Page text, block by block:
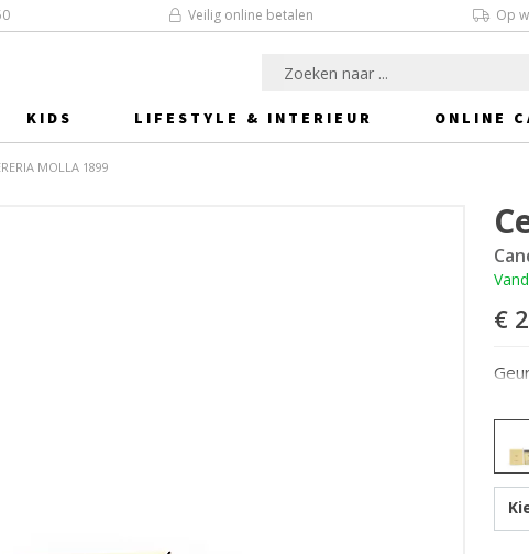
Veilig online betalen Op
KIDS LIFESTYLE & INTERIEUR ONLINE
MOLLA 1899
€